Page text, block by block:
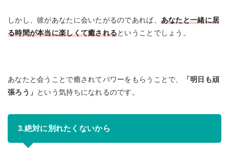
しかし、彼があなたに会いたがるのであれば、 あなたと一緒に居
る時間が本当に楽しくて癒されるということでしょう。
あなたと会うことで癒されてパワーをもらうことで、
「明日も頑
張ろう」 という気持ちになれるのです。
3.絶対に別れたくないから